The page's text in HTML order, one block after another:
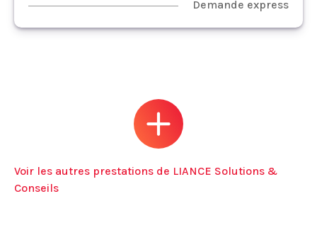
Demande express
Voir les autres prestations de LIANCE Solutions &
Conseils